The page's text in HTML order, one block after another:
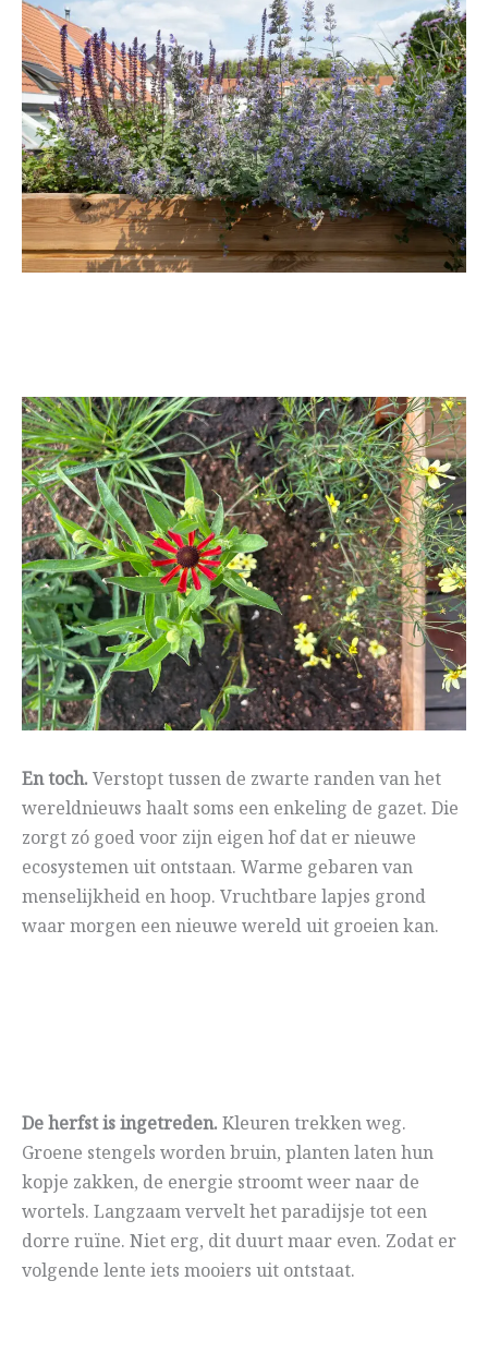
En toch. Verstopt tussen de zwarte randen van het
wereldnieuws haalt soms een enkeling de gazet. Die
zorgt zó goed voor zijn eigen hof dat er nieuwe
ecosystemen uit ontstaan. Warme gebaren van
menselijkheid en hoop. Vruchtbare lapjes grond
waar morgen een nieuwe wereld uit groeien kan.
De herfst is ingetreden. Kleuren trekken weg.
Groene stengels worden bruin, planten laten hun
kopje zakken, de energie stroomt weer naar de
wortels. Langzaam vervelt het paradijsje tot een
dorre ruïne. Niet erg, dit duurt maar even. Zodat er
volgende lente iets mooiers uit ontstaat.